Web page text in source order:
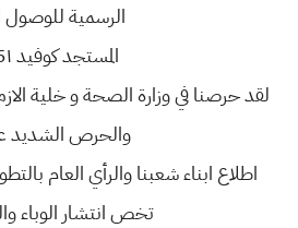
الرسمية للوصول
المستجد كوفيد 5١.
لقد حرصنا في وزارة الصحة و خلية
والحرص الشديد
اطلاع ابناء شعبنا والرأي العام
تخص انتشار الوباء